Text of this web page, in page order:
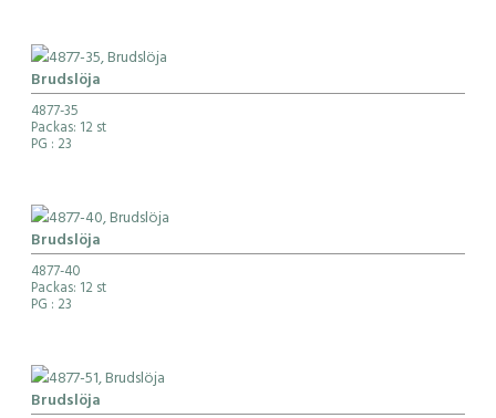
Brudslöja
4877-35
Packas: 12 st
PG : 23
Brudslöja
4877-40
Packas: 12 st
PG : 23
Brudslöja